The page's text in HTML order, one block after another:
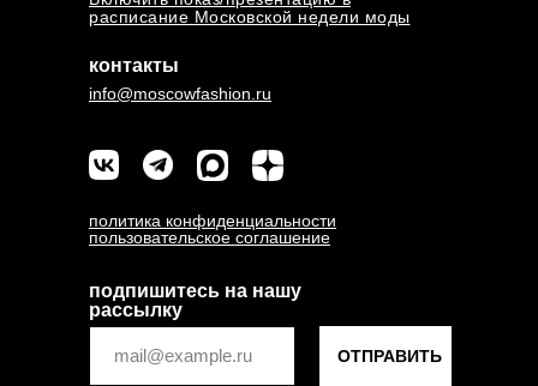
подпишитесь на нашу
рассылку
политика конфиденциальности
пользовательское соглашение
контакты
info@moscowfashion.ru
расписание Московской недели моды
ОТПРАВИТЬ